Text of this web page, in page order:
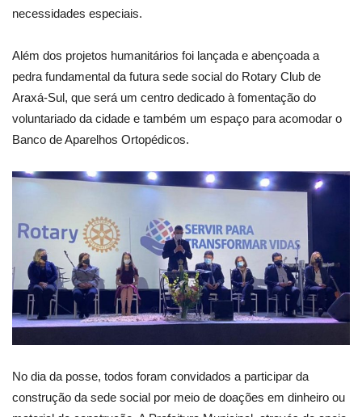
necessidades especiais.
Além dos projetos humanitários foi lançada e abençoada a
pedra fundamental da futura sede social do Rotary Club de
Araxá-Sul, que será um centro dedicado à fomentação do
voluntariado da cidade e também um espaço para acomodar o
Banco de Aparelhos Ortopédicos.
No dia da posse, todos foram convidados a participar da
construção da sede social por meio de doações em dinheiro ou